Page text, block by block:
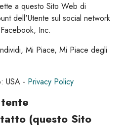
a questo Sito Web di
dell'Utente sul social network
Inc.
Mi Piace, Mi Piace degli
USA - Privacy Policy
(questo Sito